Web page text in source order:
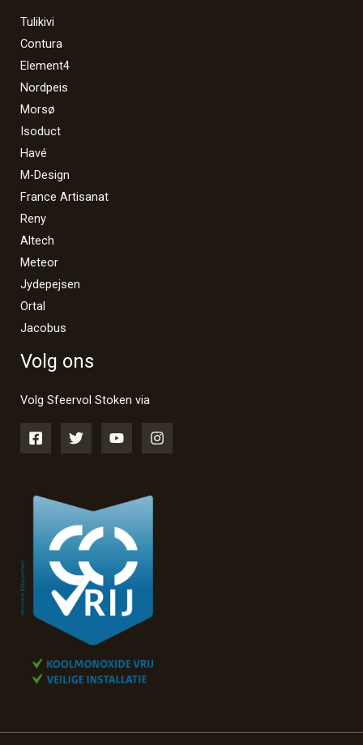
Tulikivi
Contura
Element4
Nordpeis
Morsø
Isoduct
Havé
M-Design
France Artisanat
Reny
Altech
Meteor
Jydepejsen
Ortal
Jacobus
Volg ons
Volg Sfeervol Stoken via